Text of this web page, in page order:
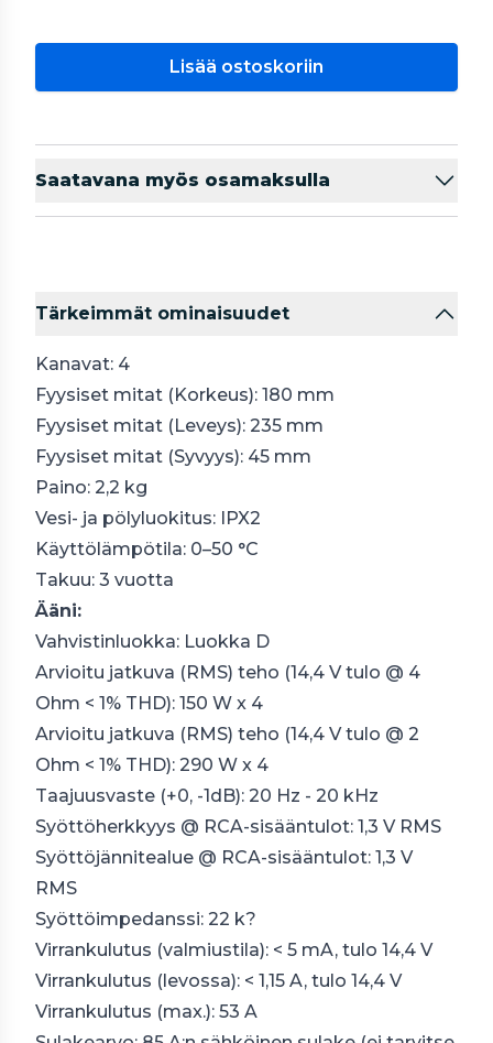
Lisää ostoskoriin
Saatavana myös osamaksulla
Tärkeimmät ominaisuudet
Kanavat: 4
Fyysiset mitat (Korkeus): 180 mm
Fyysiset mitat (Leveys): 235 mm
Fyysiset mitat (Syvyys): 45 mm
Paino: 2,2 kg
Vesi- ja pölyluokitus: IPX2
Käyttölämpötila: 0–50 °C
Takuu: 3 vuotta
Ääni:
Vahvistinluokka: Luokka D
Arvioitu jatkuva (RMS) teho (14,4 V tulo @ 4
Ohm < 1% THD): 150 W x 4
Arvioitu jatkuva (RMS) teho (14,4 V tulo @ 2
Ohm < 1% THD): 290 W x 4
Taajuusvaste (+0, -1dB): 20 Hz - 20 kHz
Syöttöherkkyys @ RCA-sisääntulot: 1,3 V RMS
Syöttöjännitealue @ RCA-sisääntulot: 1,3 V
RMS
Syöttöimpedanssi: 22 k?
Virrankulutus (valmiustila): < 5 mA, tulo 14,4 V
Virrankulutus (levossa): < 1,15 A, tulo 14,4 V
Virrankulutus (max.): 53 A